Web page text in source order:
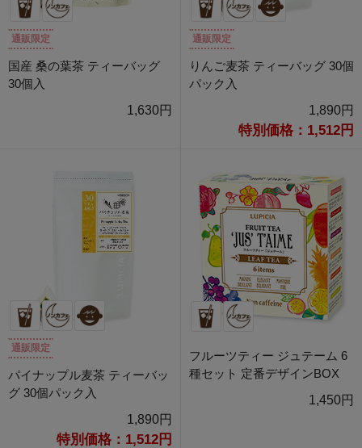
通販限定
国産 桑の葉茶 ティーバッグ
30個入
1,630円
通販限定
りんご麦茶 ティーバッグ 30個
パック入
1,890円
特別価格：1,512円
通販限定
パイナップル麦茶 ティーバッ
グ 30個パック入
1,890円
特別価格：1,512円
フルーツティー ジュテーム 6
種セット 定番デザインBOX
1,450円